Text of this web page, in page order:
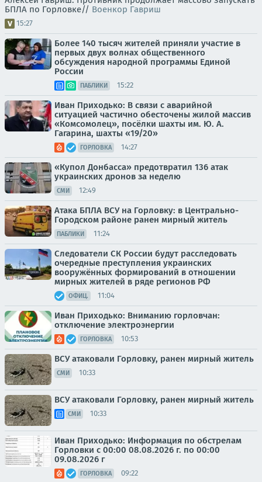
БПЛА по Горловке// Военкор Гавриш
15:27
Более 140 тысяч жителей приняли участие в
первых двух волнах общественного
обсуждения народной программы Единой
России
ПАБЛИКИ 15:22
Иван Приходько: В связи с аварийной
ситуацией частично обесточены жилой массив
«Комсомолец», посёлки шахты им. Ю. А.
Гагарина, шахты «19/20»
ГОРЛОВКА 14:27
«Купол Донбасса» предотвратил 136 атак
украинских дронов за неделю
СМИ 12:49
Атака БПЛА ВСУ на Горловку: в Центрально-
Городском районе ранен мирный житель
ПАБЛИКИ 11:24
Следователи СК России будут расследовать
очередные преступления украинских
вооружённых формирований в отношении
мирных жителей в ряде регионов РФ
ОФИЦ. 11:04
Иван Приходько: Вниманию горловчан:
отключение электроэнергии
ГОРЛОВКА 10:53
ВСУ атаковали Горловку, ранен мирный житель
СМИ 10:33
ВСУ атаковали Горловку, ранен мирный житель
СМИ 10:33
Иван Приходько: Информация по обстрелам
Горловки с 00:00 08.08.2026 г. по 00:00
09.08.2026 г
ГОРЛОВКА 09:22